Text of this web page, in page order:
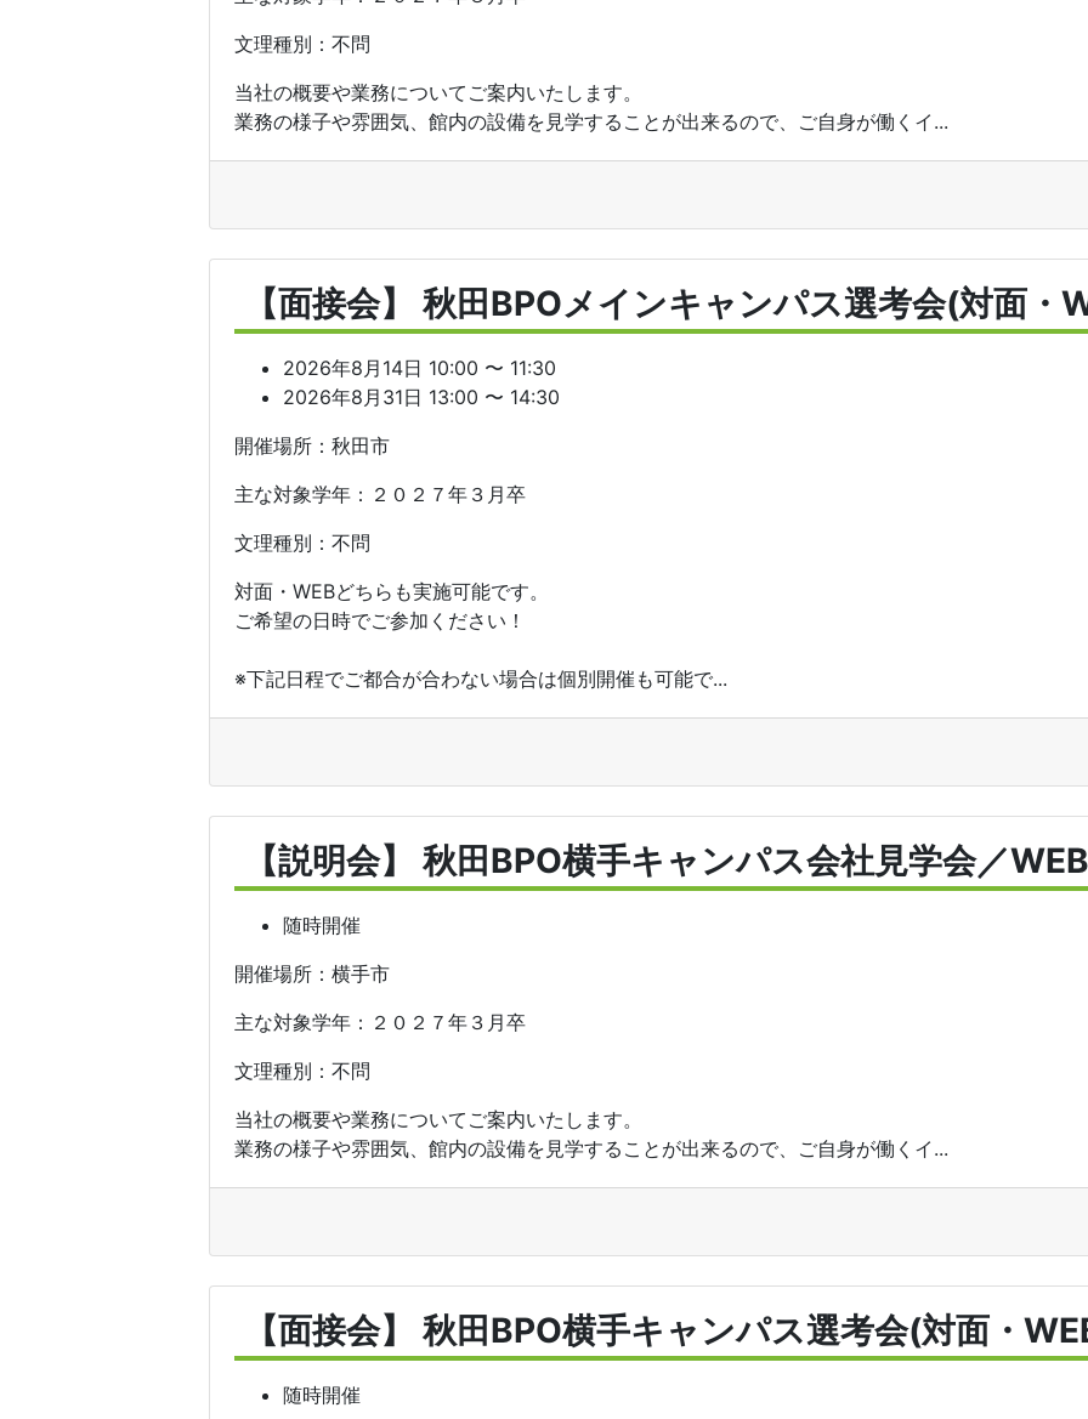
文理種別：不問
当社の概要や業務についてご案内いたします。
業務の様子や雰囲気、館内の設備を見学することが出来るので、ご自身が働くイ...
【面接会】 秋田BPOメインキャンパス選考会(対面・
2026年8月14日 10:00 〜 11:30
2026年8月31日 13:00 〜 14:30
開催場所：秋田市
主な対象学年：２０２７年３月卒
文理種別：不問
対面・WEBどちらも実施可能です。
ご希望の日時でご参加ください！
※下記日程でご都合が合わない場合は個別開催も可能で...
【説明会】 秋田BPO横手キャンパス会社見学会／
随時開催
開催場所：横手市
主な対象学年：２０２７年３月卒
文理種別：不問
当社の概要や業務についてご案内いたします。
業務の様子や雰囲気、館内の設備を見学することが出来るので、ご自身が働くイ...
【面接会】 秋田BPO横手キャンパス選考会(対面・
随時開催